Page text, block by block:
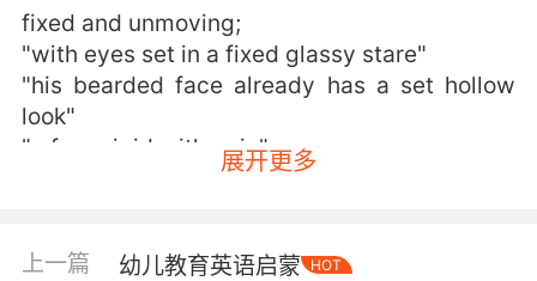
fixed and unmoving;
"with eyes set in a fixed glassy stare"
"his bearded face already has a set hollow
look"
"a face rigid with pain"
"a fixed resistor"
展开更多
上一篇 幼儿教育英语启蒙 HOT